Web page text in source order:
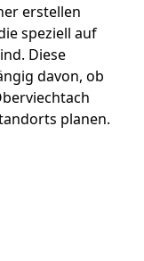
erstellen
speziell auf
Diese
davon, ob
planen.